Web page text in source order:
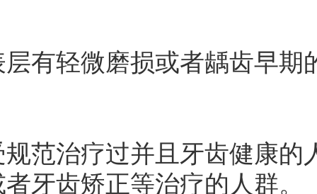
轻微磨损或者龋齿早期
治疗过并且牙齿健康的
牙齿矫正等治疗的人群。